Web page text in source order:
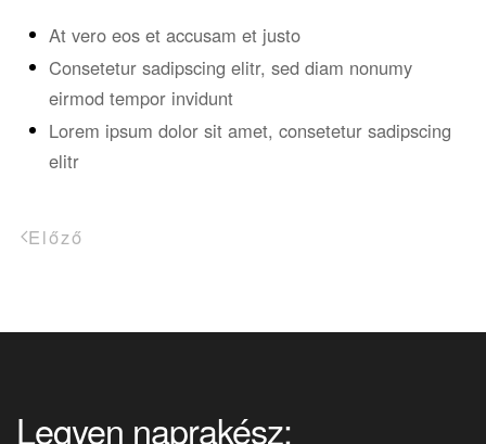
At vero eos et accusam et justo
Consetetur sadipscing elitr, sed diam nonumy
eirmod tempor invidunt
Lorem ipsum dolor sit amet, consetetur sadipscing
elitr
Előző
Legyen naprakész: